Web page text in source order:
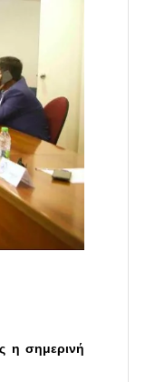
η σημερινή